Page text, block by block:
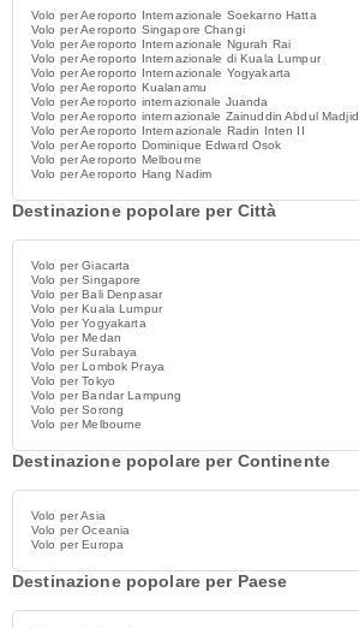
Volo per Aeroporto Internazionale Soekarno Hatta
Volo per Aeroporto Singapore Changi
Volo per Aeroporto Internazionale Ngurah Rai
Volo per Aeroporto Internazionale di Kuala Lumpur
Volo per Aeroporto Internazionale Yogyakarta
Volo per Aeroporto Kualanamu
Volo per Aeroporto internazionale Juanda
Volo per Aeroporto internazionale Zainuddin Abdul Madjid
Volo per Aeroporto Internazionale Radin Inten II
Volo per Aeroporto Dominique Edward Osok
Volo per Aeroporto Melbourne
Volo per Aeroporto Hang Nadim
Destinazione popolare per Città
Volo per Giacarta
Volo per Singapore
Volo per Bali Denpasar
Volo per Kuala Lumpur
Volo per Yogyakarta
Volo per Medan
Volo per Surabaya
Volo per Lombok Praya
Volo per Tokyo
Volo per Bandar Lampung
Volo per Sorong
Volo per Melbourne
Destinazione popolare per Continente
Volo per Asia
Volo per Oceania
Volo per Europa
Destinazione popolare per Paese